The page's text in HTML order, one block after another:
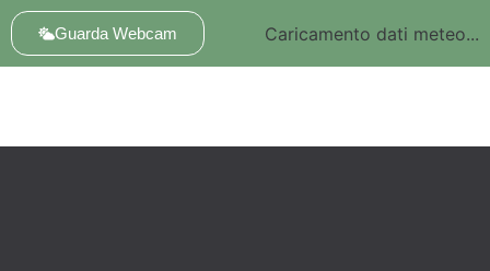
Guarda Webcam Caricamento dati meteo...